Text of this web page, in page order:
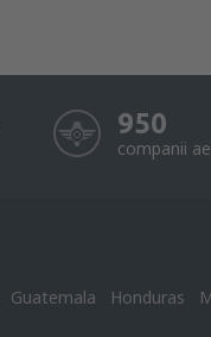
950
companii
Guatemala Honduras